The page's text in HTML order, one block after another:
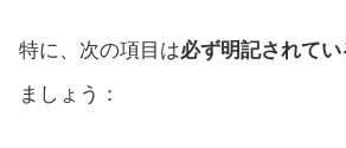
特に、次の項目は必ず明記されてい
ましょう：